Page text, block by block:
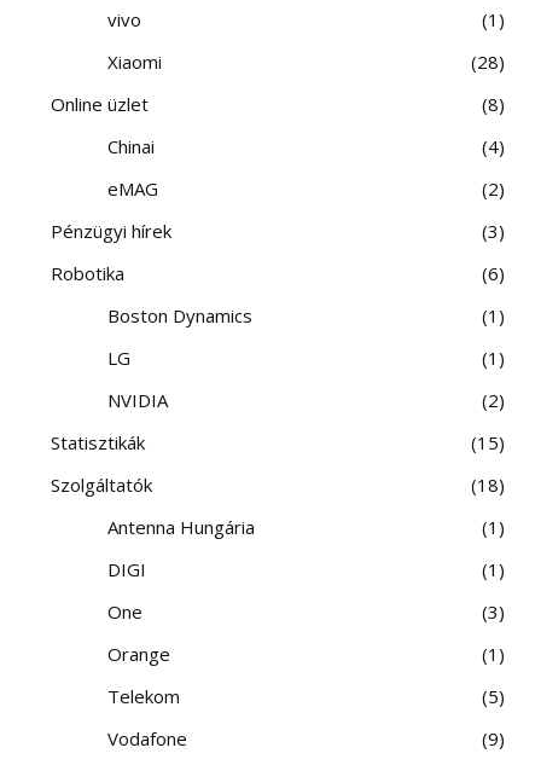
vivo
1
Xiaomi
28
Online üzlet
8
Chinai
4
eMAG
2
Pénzügyi hírek
3
Robotika
6
Boston Dynamics
1
LG
1
NVIDIA
2
Statisztikák
15
Szolgáltatók
18
Antenna Hungária
1
DIGI
1
One
3
Orange
1
Telekom
5
Vodafone
9